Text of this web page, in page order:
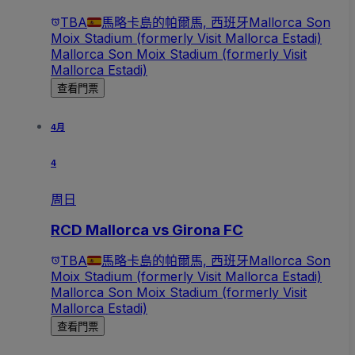
TBA 馬略卡島的帕爾馬, 西班牙Mallorca Son
Moix Stadium (formerly Visit Mallorca Estadi)
Mallorca Son Moix Stadium (formerly Visit
Mallorca Estadi)
查看門票
4月
4
周日
RCD Mallorca vs Girona FC
TBA 馬略卡島的帕爾馬, 西班牙Mallorca Son
Moix Stadium (formerly Visit Mallorca Estadi)
Mallorca Son Moix Stadium (formerly Visit
Mallorca Estadi)
查看門票